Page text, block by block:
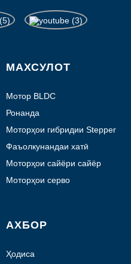
МАХСУЛОТ
Мотор BLDC
Ронанда
Моторҳои гибридии Stepper
Фаъолкунандаи хатӣ
Моторҳои сайёри сайёр
Моторҳои серво
АХБОР
Ҳодиса